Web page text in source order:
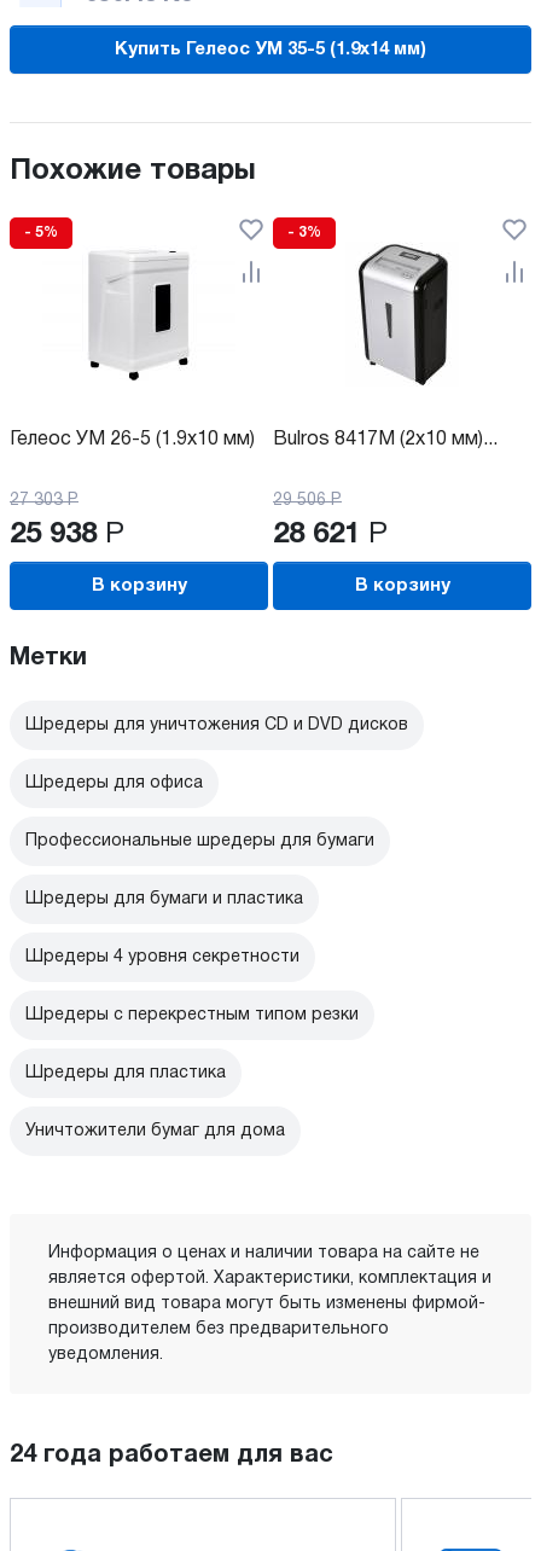
Купить Гелеос УМ 35-5 (1.9x14 мм)
Похожие товары
- 5%
Гелеос УМ 26-5 (1.9x10 мм)
27 303 Р
25 938 Р
В корзину
- 3%
Bulros 8417M (2x10 мм)...
29 506 Р
28 621 Р
В корзину
Метки
Шредеры для уничтожения CD и DVD дисков
Шредеры для офиса
Профессиональные шредеры для бумаги
Шредеры для бумаги и пластика
Шредеры 4 уровня секретности
Шредеры с перекрестным типом резки
Шредеры для пластика
Уничтожители бумаг для дома
Информация о ценах и наличии товара на сайте не
является офертой. Характеристики, комплектация и
внешний вид товара могут быть изменены фирмой-
производителем без предварительного
уведомления.
24 года работаем для вас